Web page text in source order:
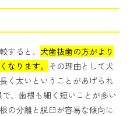
すると、 犬歯抜歯の方がより
なります。 その理由として犬
く太いということがあげられ
、歯根も細く短いことが多い
の分離と脱臼が容易な傾向に